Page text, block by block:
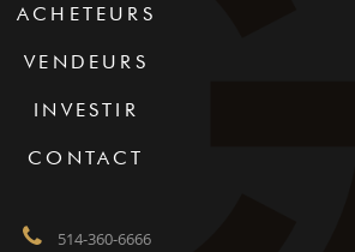
ACHETEURS
VENDEURS
INVESTIR
CONTACT
514-360-6666